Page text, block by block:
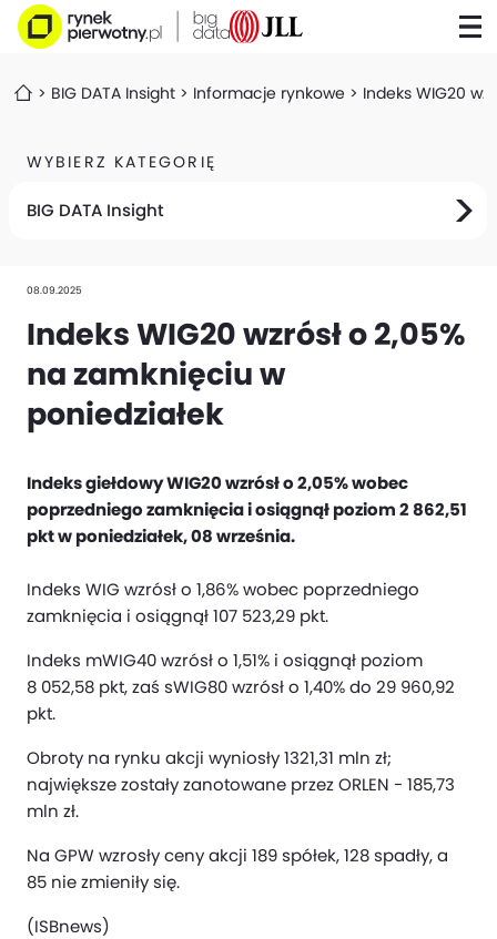
BIG DATA Insight Informacje rynkowe Indeks WIG20
WYBIERZ KATEGORIĘ
BIG DATA Insight
08.09.2025
Indeks WIG20 wzrósł o 2,05%
na zamknięciu w
poniedziałek
Indeks giełdowy WIG20 wzrósł o 2,05% wobec
poprzedniego zamknięcia i osiągnął poziom 2 862,51
pkt w poniedziałek, 08 września.
Indeks WIG wzrósł o 1,86% wobec poprzedniego
zamknięcia i osiągnął 107 523,29 pkt.
Indeks mWIG40 wzrósł o 1,51% i osiągnął poziom
8 052,58 pkt, zaś sWIG80 wzrósł o 1,40% do 29 960,92
pkt.
Obroty na rynku akcji wyniosły 1321,31 mln zł;
największe zostały zanotowane przez ORLEN - 185,73
mln zł.
Na GPW wzrosły ceny akcji 189 spółek, 128 spadły, a
85 nie zmieniły się.
(ISBnews)